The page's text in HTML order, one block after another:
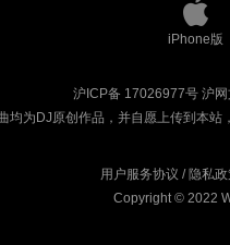
iPhone版
沪ICP备 17026977号 沪
均为DJ原创作品，并自愿上传到本
用户服务协议 / 隐私政
Copyright © 2022